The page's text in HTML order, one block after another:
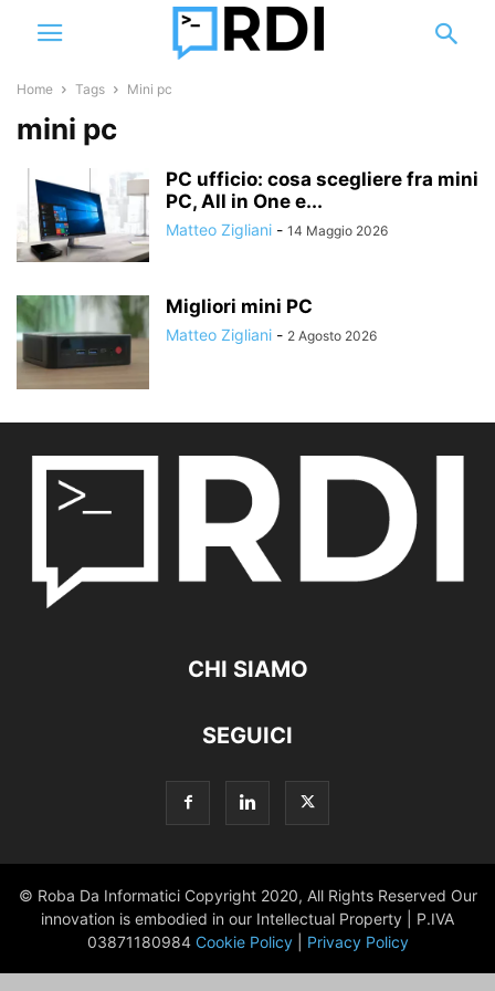
Home Tags Mini pc
mini pc
PC ufficio: cosa scegliere fra mini
PC, All in One e...
Matteo Zigliani - 14 Maggio 2026
Migliori mini PC
Matteo Zigliani - 2 Agosto 2026
CHI SIAMO
SEGUICI
© Roba Da Informatici Copyright 2020, All Rights Reserved Our
innovation is embodied in our Intellectual Property | P.IVA
03871180984 Cookie Policy| Privacy Policy